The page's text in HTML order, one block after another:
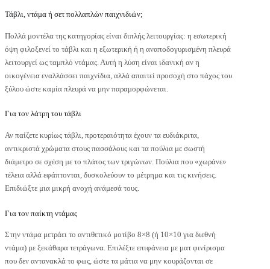
Τάβλι, ντάμα ή σετ πολλαπλών παιχνιδιών;
Πολλά μοντέλα της κατηγορίας είναι διπλής λειτουργίας: η εσωτερική
όψη φιλοξενεί το τάβλι και η εξωτερική ή η αναποδογυρισμένη πλευρά
λειτουργεί ως ταμπλό ντάμας. Αυτή η λύση είναι ιδανική αν η
οικογένεια εναλλάσσει παιχνίδια, αλλά απαιτεί προσοχή στο πάχος του
ξύλου ώστε καμία πλευρά να μην παραμορφώνεται.
Για τον λάτρη του τάβλι
Αν παίζετε κυρίως τάβλι, προτεραιότητα έχουν τα ευδιάκριτα,
αντικριστά χρώματα στους πασσάλους και τα πούλια με σωστή
διάμετρο σε σχέση με το πλάτος των τριγώνων. Πούλια που «χωράνε»
τέλεια αλλά εφάπτονται, δυσκολεύουν το μέτρημα και τις κινήσεις.
Επιδιώξτε μια μικρή ανοχή ανάμεσά τους.
Για τον παίκτη ντάμας
Στην ντάμα μετράει το αντιθετικό μοτίβο 8×8 (ή 10×10 για διεθνή
ντάμα) με ξεκάθαρα τετράγωνα. Επιλέξτε επιφάνεια με ματ φινίρισμα
που δεν αντανακλά το φως, ώστε τα μάτια να μην κουράζονται σε